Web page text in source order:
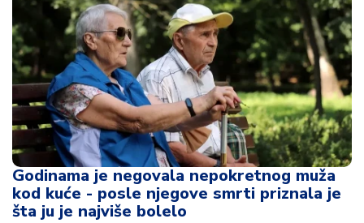
Godinama je negovala nepokretnog muža
kod kuće - posle njegove smrti priznala je
šta ju je najviše bolelo